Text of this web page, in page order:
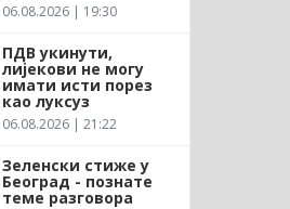
06.08.2026 | 19:30
ПДВ укинути,
лијекови не могу
имати исти порез
као луксуз
06.08.2026 | 21:22
Зеленски стиже у
Београд - познате
теме разговора